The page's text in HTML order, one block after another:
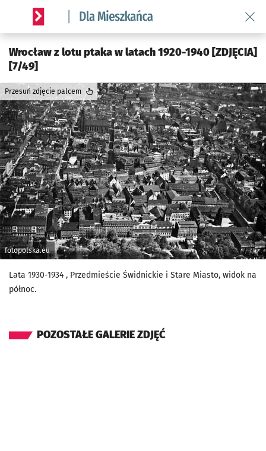
Serwis informacyjny wroclaw.pl podserwis: Dla mieszkańca
Wrocław z lotu ptaka w latach 1920-1940 [ZDJĘCIA]
[7/49]
fotopolska.eu
Przesuń zdjęcie palcem
Lata 1930-1934 , Przedmieście Świdnickie i Stare Miasto, widok na
północ.
POZOSTAŁE GALERIE ZDJĘĆ